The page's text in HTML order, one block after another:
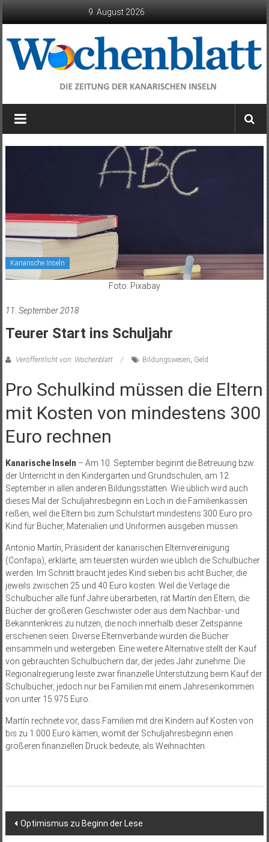
9. August 2026
Wochenblatt
die
Kanarische Inseln
Foto: Pixabay
11. September 2018
Teurer Start ins Schuljahr
Veröffentlicht von: Wochenblatt Bildungswesen, Geld
Pro Schulkind müssen die Eltern
mit Kosten von mindestens 300
Euro rechnen
Kanarische Inseln – Am 10. September beginnt die Betreuung bzw.
der Unterricht in den Kindergärten und Grundschulen, am 12.
September in allen anderen Bildungsstätten. Wie üblich wird auch
dieses Mal der Schuljahresbeginn ein Loch in die Familienkassen
reißen, weil die Eltern bis zum Schulstart mindestens 300 Euro pro
Kind für Bücher, Materialien und Uniformen ausgeben müssen.
Antonio Martín, Präsident der kanarischen Elternvereinigung
(Confapa), erklärte, am teuersten würden wie üblich die Schulbücher
werden. Im Schnitt braucht jedes Kind sieben bis acht Bücher, die
jeweils zwischen 25 und 40 Euro kosten. Weil die Verlage die
Schulbücher alle fünf Jahre überarbeiten, rät Martín den Eltern, die
Bücher der größeren Geschwister oder aus dem Nachbar- und
Bekanntenkreis zu nutzen, die noch innerhalb dieser Zeitspanne
erschienen seien. Diverse Elternverbände würden die Bücher
einsammeln und weitergeben. Eine weitere Alternative stellt der Kauf
von gebrauchten Schulbüchern dar, der jedes Jahr zunehme. Die
Regionalregierung leiste zwar finanzielle Unterstützung beim Kauf der
Schulbücher, jedoch nur bei Familien mit einem Jahreseinkommen
von unter 15.975 Euro.
Martín rechnete vor, dass Familien mit drei Kindern auf Kosten von
bis zu 1.000 Euro kämen, womit der Schuljahresbeginn einen
größeren finanziellen Druck bedeute, als Weihnachten.
Beitragsnavigation
Optimismus zu Beginn der Lese